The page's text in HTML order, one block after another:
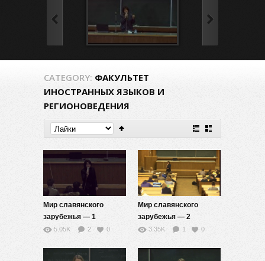
CATEGORY: ФАКУЛЬТЕТ
ИНОСТРАННЫХ ЯЗЫКОВ И
РЕГИОНОВЕДЕНИЯ
Мир славянского
зарубежья — 1
5.05K 2 0
Мир славянского
зарубежья — 2
3.35K 1 0